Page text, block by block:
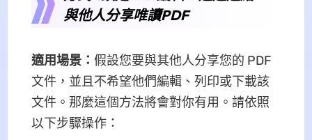
與他人分享唯讀PDF
適用場景： 假設您要與其他人分享您的 PDF
文件，並且不希望他們編輯、列印或下載該
文件。那麼這個方法將會對你有用。請依照
以下步驟操作：